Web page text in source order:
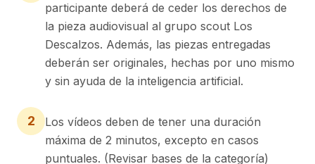
participante deberá de ceder los derechos de
la pieza audiovisual al grupo scout Los
Descalzos. Además, las piezas entregadas
deberán ser originales, hechas por uno mismo
y sin ayuda de la inteligencia artificial.
2
Los vídeos deben de tener una duración
máxima de 2 minutos, excepto en casos
puntuales. (Revisar bases de la categoría)